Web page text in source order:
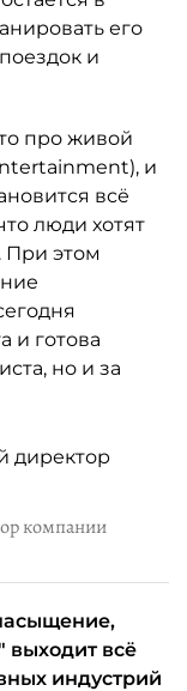
его
и
про живой
и
всё
люди хотят
При этом
и готова
но и за
компании
выходит всё
индустрий